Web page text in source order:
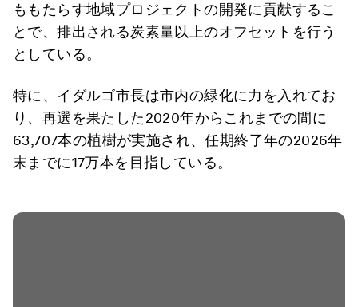
ももたらす地域プロジェクトの開発に貢献するこ
とで、排出される炭素量以上のオフセットを行う
としている。
特に、イダルゴ市長は市内の緑化に力を入れてお
り、再選を果たした2020年からこれまでの間に
63,707本の植樹が実施され、任期終了年の2026年
末までに17万本を目指している。